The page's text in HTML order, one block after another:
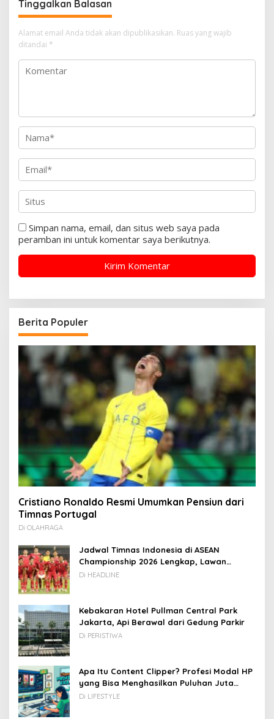
Tinggalkan Balasan
Alamat email Anda tidak akan dipublikasikan. Ruas yang wajib
ditandai *
Simpan nama, email, dan situs web saya pada
peramban ini untuk komentar saya berikutnya.
Berita Populer
Cristiano Ronaldo Resmi Umumkan Pensiun dari
Timnas Portugal
Di OLAHRAGA
Jadwal Timnas Indonesia di ASEAN
Championship 2026 Lengkap, Lawan
Kamboja hingga Vietnam
Di HEADLINE
Kebakaran Hotel Pullman Central Park
Jakarta, Api Berawal dari Gedung Parkir
Di PERISTIWA
Apa Itu Content Clipper? Profesi Modal HP
yang Bisa Menghasilkan Puluhan Juta
Rupiah
Di LIFESTYLE